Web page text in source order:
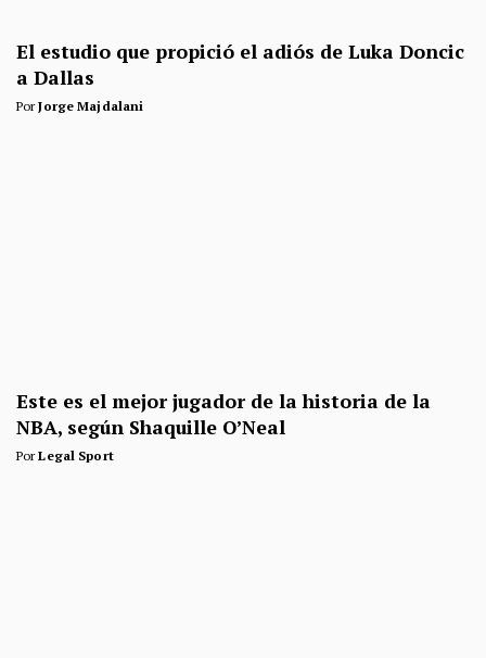
El estudio que propició el adiós de Luka Doncic
a Dallas
PorJorge Majdalani
Este es el mejor jugador de la historia de la
NBA, según Shaquille O’Neal
PorLegal Sport